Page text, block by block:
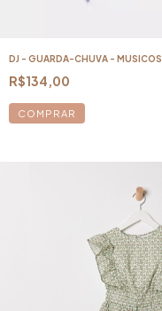
DJ - GUARDA-CHUVA - MUSICOS
R$134,00